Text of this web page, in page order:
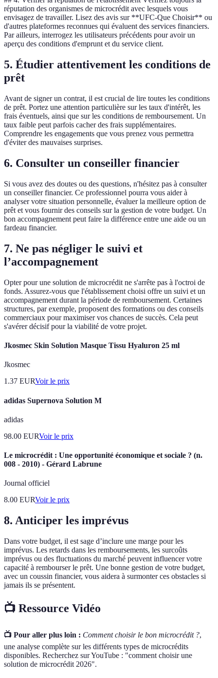
réputation des organismes de microcrédit avec lesquels vous
envisagez de travailler. Lisez des avis sur **UFC-Que Choisir** ou
d'autres plateformes reconnues qui évaluent des services financiers.
Par ailleurs, interrogez les utilisateurs précédents pour avoir un
aperçu des conditions d'emprunt et du service client.
5. Étudier attentivement les conditions de
prêt
Avant de signer un contrat, il est crucial de lire toutes les conditions
de prêt. Portez une attention particulière sur les taux d'intérêt, les
frais éventuels, ainsi que sur les conditions de remboursement. Un
taux faible peut parfois cacher des frais supplémentaires.
Comprendre les engagements que vous prenez vous permettra
d'éviter des mauvaises surprises.
6. Consulter un conseiller financier
Si vous avez des doutes ou des questions, n'hésitez pas à consulter
un conseiller financier. Ce professionnel pourra vous aider à
analyser votre situation personnelle, évaluer la meilleure option de
prêt et vous fournir des conseils sur la gestion de votre budget. Un
bon accompagnement peut faire la différence entre une aide ou un
fardeau financier.
7. Ne pas négliger le suivi et
l’accompagnement
Opter pour une solution de microcrédit ne s'arrête pas à l'octroi de
fonds. Assurez-vous que l'établissement choisi offre un suivi et un
accompagnement durant la période de remboursement. Certaines
structures, par exemple, proposent des formations ou des conseils
commerciaux pour maximiser vos chances de succès. Cela peut
s'avérer décisif pour la viabilité de votre projet.
Jkosmec Skin Solution Masque Tissu Hyaluron 25 ml
Jkosmec
1.37 EURVoir le prix
adidas Supernova Solution M
adidas
98.00 EURVoir le prix
Le microcrédit : Une opportunité économique et sociale ? (n.
008 - 2010) - Gérard Labrune
Journal officiel
8.00 EURVoir le prix
8. Anticiper les imprévus
Dans votre budget, il est sage d’inclure une marge pour les
imprévus. Les retards dans les remboursements, les surcoûts
imprévus ou des fluctuations du marché peuvent influencer votre
capacité à rembourser le prêt. Une bonne gestion de votre budget,
avec un coussin financier, vous aidera à surmonter ces obstacles si
jamais ils se présentent.
📺 Ressource Vidéo
📺 Pour aller plus loin : Comment choisir le bon microcrédit ?,
une analyse complète sur les différents types de microcrédits
disponibles. Recherchez sur YouTube : "comment choisir une
solution de microcrédit 2026".